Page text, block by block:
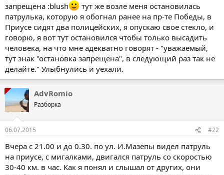
запрещена :blush
тут же возле меня остановилась
патрулька, которую я обогнал ранее на пр-те Победы, в
Приусе сидят два полицейских, я опускаю свое стекло, и
говорю, я вот тут остановился чтобы только высадить
человека, на что мне адекватно говорят - "уважаемый,
тут знак "остановка запрещена", в следующий раз так не
делайте." Улыбнулись и уехали.
AdvRomio
Разборка
06.07.2015 #22
Вчера с 21.00 и до 0.30. по ул. И.Мазепы видел патруль
на приусе, с мигалками, двигался патруль со скоростью
30-40 км. в час. Как я понял и слышал от других, они